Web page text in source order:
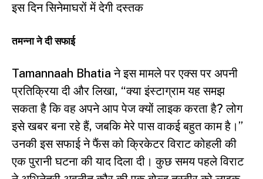
इस दिन सिनेमाघरों में देगी दस्तक
तमन्ना ने दी सफाई
Tamannaah Bhatia ने इस मामले पर एक्स पर अपनी
प्रतिक्रिया दी और लिखा, “क्या इंस्टाग्राम यह समझ
सकता है कि वह अपने आप पेज क्यों लाइक करता है? लोग
इसे खबर बना रहे हैं, जबकि मेरे पास वाकई बहुत काम है।”
उनकी इस सफाई ने फैंस को क्रिकेटर विराट कोहली की
एक पुरानी घटना की याद दिला दी। कुछ समय पहले विराट